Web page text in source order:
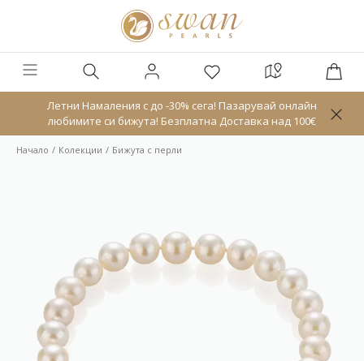
Летни Намаления с до -30% сега! Пазарувай онлайн
любимите си бижута! Безплатна Доставка над 100€
Начало Колекции Бижута с перли